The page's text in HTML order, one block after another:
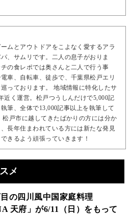
ムとアウトドアをこよなく愛するアラ
、サムリです。二人の息子がおりま
の食レポでは奥さんと二人で行う事
車、自転車、徒歩で、千葉県松戸エリ
っております。 地域情報に特化したサ
近く運営。松戸つうしんだけで5,000記
筆、全体で13,000記事以上を執筆して
松戸市に越してきたばかりの方には分か
長年住まわれている方には新たな発見
きるよう頑張っていきます！
メ
の四川風中国家庭料理
天府」が6/11（日）をもって